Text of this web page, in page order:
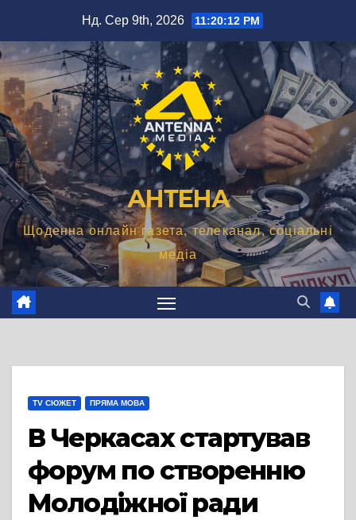
вмісту
Нд. Сер 9th, 2026 11:20:12 PM
АНТЕНА
Щоденна онлайн газета, телеканал, соціальні
медіа
TV СЮЖЕТ ПРЯМА МОВА
В Черкасах стартував
форум по створенню
Молодіжної ради